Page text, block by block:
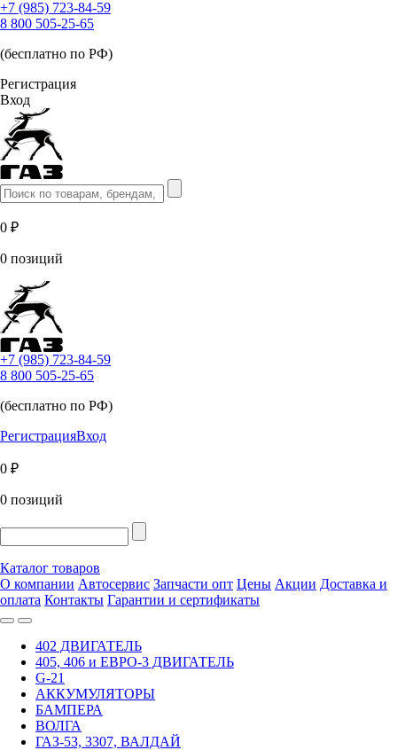
+7 (985) 723-84-59
8 800 505-25-65
(бесплатно по РФ)
Регистрация
Вход
0 ₽
0 позиций
+7 (985) 723-84-59
8 800 505-25-65
(бесплатно по РФ)
РегистрацияВход
0 ₽
0 позиций
Каталог товаров
О компании Автосервис Запчасти опт Цены Акции Доставка и
оплата Контакты Гарантии и сертификаты
402 ДВИГАТЕЛЬ
405, 406 и ЕВРО-3 ДВИГАТЕЛЬ
G-21
АККУМУЛЯТОРЫ
БАМПЕРА
ВОЛГА
ГАЗ-53, 3307, ВАЛДАЙ